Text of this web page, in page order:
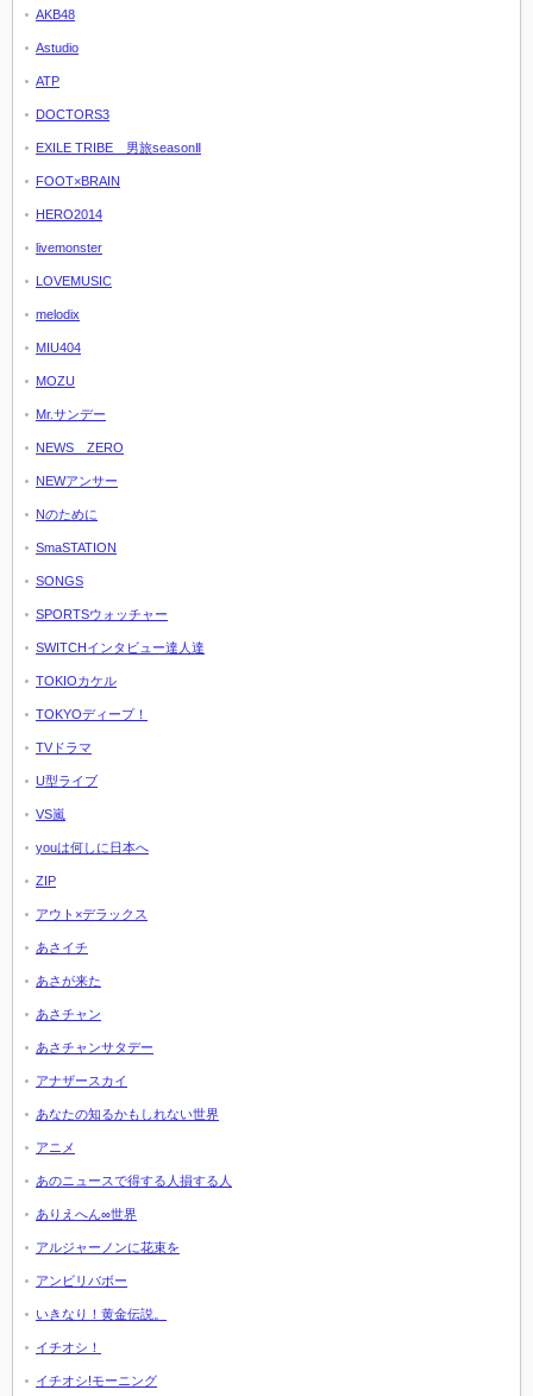
AKB48
Astudio
ATP
DOCTORS3
EXILE TRIBE 男旅seasonⅡ
FOOT×BRAIN
HERO2014
livemonster
LOVEMUSIC
melodix
MIU404
MOZU
Mr.サンデー
NEWS ZERO
NEWアンサー
Nのために
SmaSTATION
SONGS
SPORTSウォッチャー
SWITCHインタビュー達人達
TOKIOカケル
TOKYOディープ！
TVドラマ
U型ライブ
VS嵐
youは何しに日本へ
ZIP
アウト×デラックス
あさイチ
あさが来た
あさチャン
あさチャンサタデー
アナザースカイ
あなたの知るかもしれない世界
アニメ
あのニュースで得する人損する人
ありえへん∞世界
アルジャーノンに花束を
アンビリバボー
いきなり！黄金伝説。
イチオシ！
イチオシ!モーニング